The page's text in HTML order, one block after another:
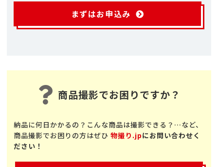
まずはお申込み
商品撮影でお困りですか？
納品に何日かかるの？こんな商品は撮影できる？…など、
商品撮影でお困りの方はぜひ 物撮り.jpにお問い合わせく
ださい！